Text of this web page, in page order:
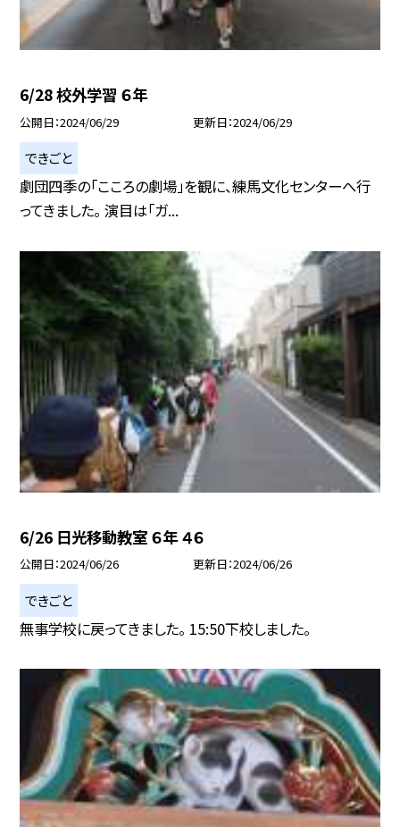
6/28 校外学習 ６年
公開日 2024/06/29 更新日 2024/06/29
できごと
劇団四季の「こころの劇場」を観に、練馬文化センターへ行
ってきました。 演目は「ガ...
6/26 日光移動教室 ６年 ４６
公開日 2024/06/26 更新日 2024/06/26
できごと
無事学校に戻ってきました。 15:50下校しました。